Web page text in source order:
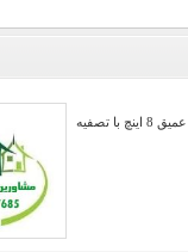
فروش 260 هکتار مجتمع کشت و صنعت ٬ دارای 150 هکتار درخت کاری از انواع سیب ٬ گلابی ٬ هلو ٬ گردو شش چاه عمیق 8 اینچ با تصفیه